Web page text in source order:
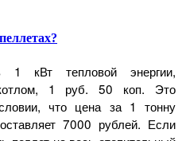
1 кВт тепловой энергии,
котлом, 1 руб. 50 коп. Это
что цена за 1 тонну
7000 рублей. Если